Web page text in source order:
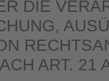
DIE
ART. 21